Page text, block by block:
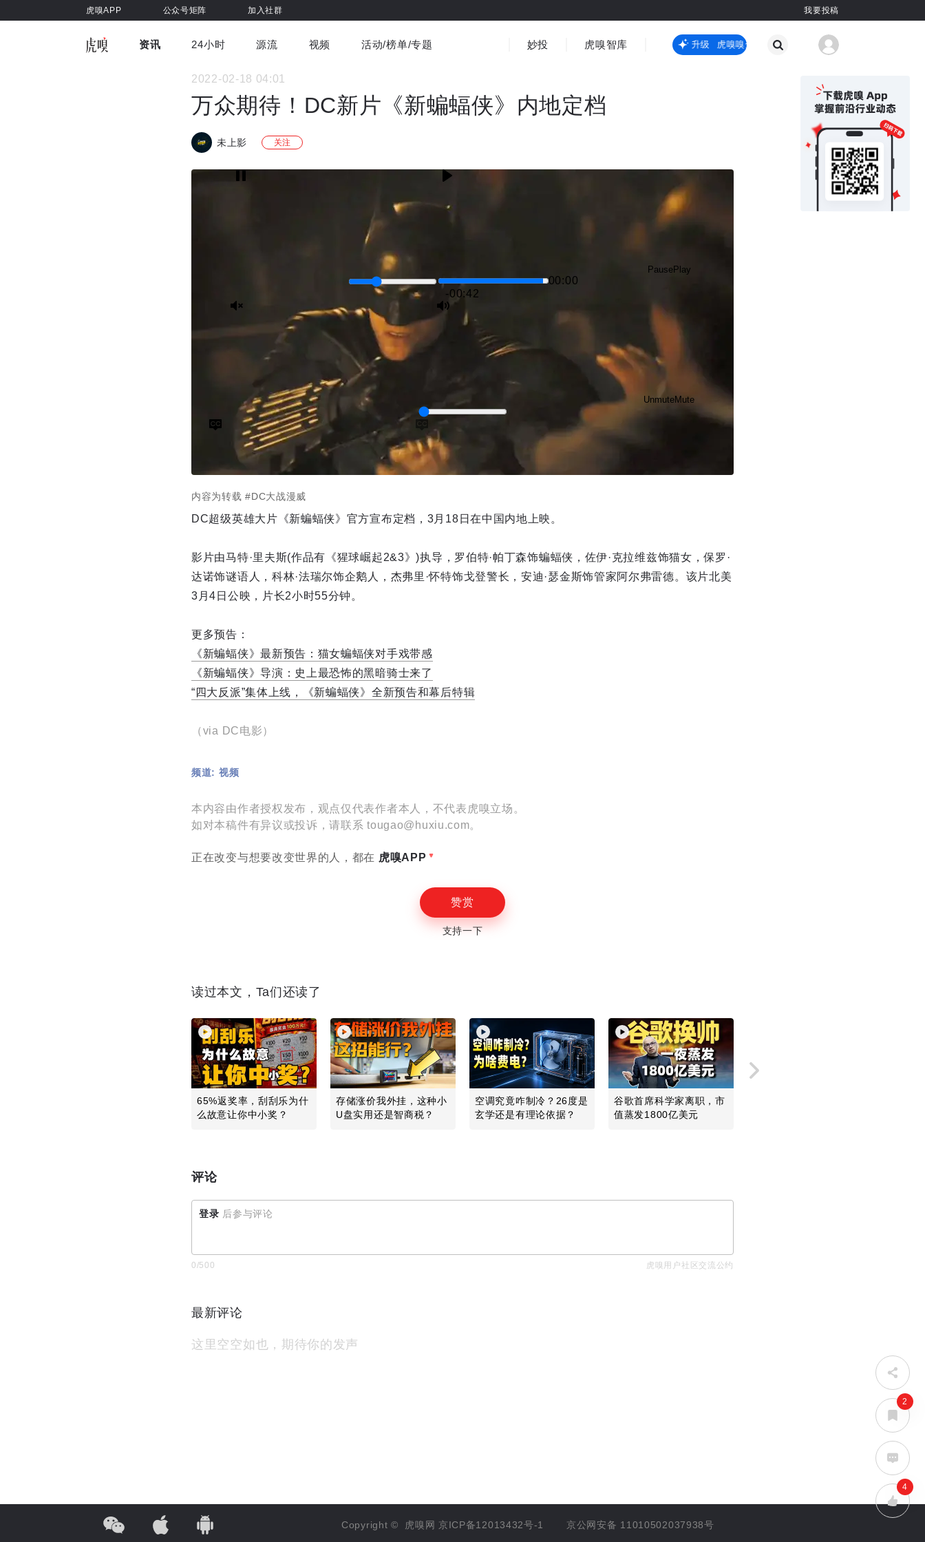
虎嗅APP 公众号矩阵 加入社群 我要投稿
资讯
车与出行
健康 书影音 医疗 3C数码 观点
24小时 源流 视频
虎嗅视界
活动/榜单/专题 妙投 虎嗅智库 虎嗅嗅全新升级 虎嗅嗅全新升级
2022-02-18 04:01
万众期待！DC新片《新蝙蝠侠》内地定档
未上影 关注
PausePlay
00:00
-00:41
UnmuteMute
内容为转载 #DC大战漫威
DC超级英雄大片《新蝙蝠侠》官方宣布定档，3月18日在中国内地上映。
影片由马特·里夫斯(作品有《猩球崛起2&3》)执导，罗伯特·帕丁森饰蝙蝠侠，佐伊·克拉维兹饰猫女，保罗·
达诺饰谜语人，科林·法瑞尔饰企鹅人，杰弗里·怀特饰戈登警长，安迪·瑟金斯饰管家阿尔弗雷德。该片北美
3月4日公映，片长2小时55分钟。
更多预告：
《新蝙蝠侠》最新预告：猫女蝙蝠侠对手戏带感
《新蝙蝠侠》导演：史上最恐怖的黑暗骑士来了
“四大反派”集体上线，《新蝙蝠侠》全新预告和幕后特辑
（via DC电影）
频道: 视频
本内容由作者授权发布，观点仅代表作者本人，不代表虎嗅立场。
如对本稿件有异议或投诉，请联系 tougao@huxiu.com。
正在改变与想要改变世界的人，都在 虎嗅APP
赞赏
支持一下
读过本文，Ta们还读了
65%返奖率，刮刮乐为什
么故意让你中小奖？
存储涨价我外挂，这种小
U盘实用还是智商税？
空调究竟咋制冷？26度是
玄学还是有理论依据？
谷歌首席科学家离职，市
值蒸发1800亿美元
评论
登录 后参与评论
0/500 虎嗅用户社区交流公约
最新评论
这里空空如也，期待你的发声
2
4
Copyright © 虎嗅网 京ICP备12013432号-1 京公网安备 11010502037938号